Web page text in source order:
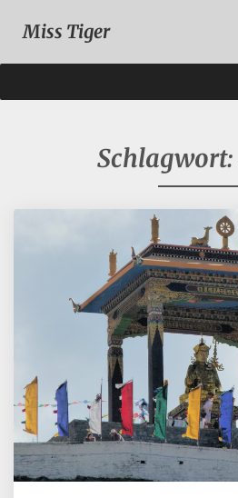
Miss Tiger
Schlagwort: